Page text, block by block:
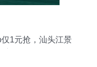
1元抢，汕头江景